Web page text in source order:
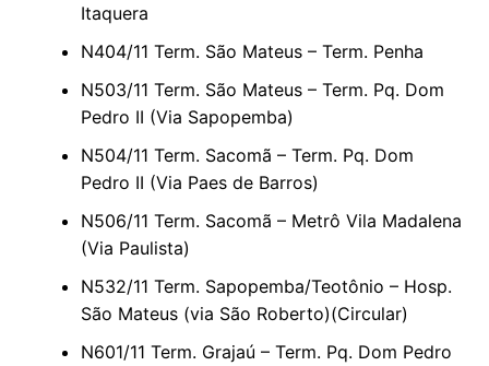
Itaquera
N404/11 Term. São Mateus – Term. Penha
N503/11 Term. São Mateus – Term. Pq. Dom
Pedro II (Via Sapopemba)
N504/11 Term. Sacomã – Term. Pq. Dom
Pedro II (Via Paes de Barros)
N506/11 Term. Sacomã – Metrô Vila Madalena
(Via Paulista)
N532/11 Term. Sapopemba/Teotônio – Hosp.
São Mateus (via São Roberto)(Circular)
N601/11 Term. Grajaú – Term. Pq. Dom Pedro